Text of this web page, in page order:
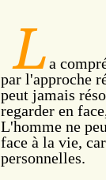
La
par l'approche
peut jamais
regarder en
L'homme ne
face à la vie,
personnelles.